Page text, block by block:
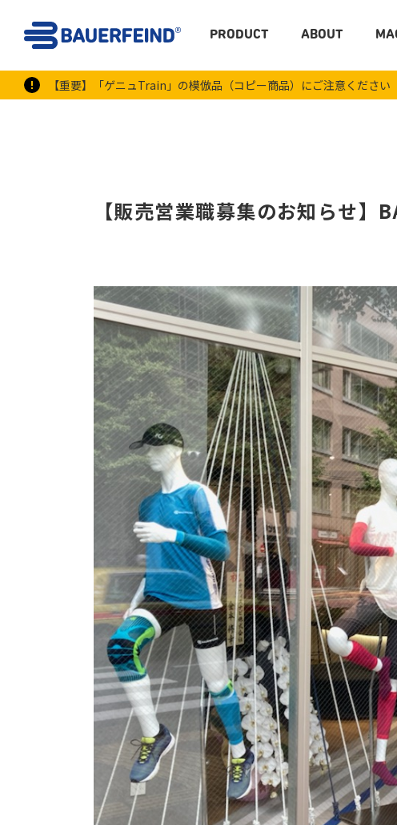
【重要】「ゲニュTrain」の模倣品（コピー商品）にご注意ください
PRODUCT ABOUT
【販売営業職募集のお知らせ】